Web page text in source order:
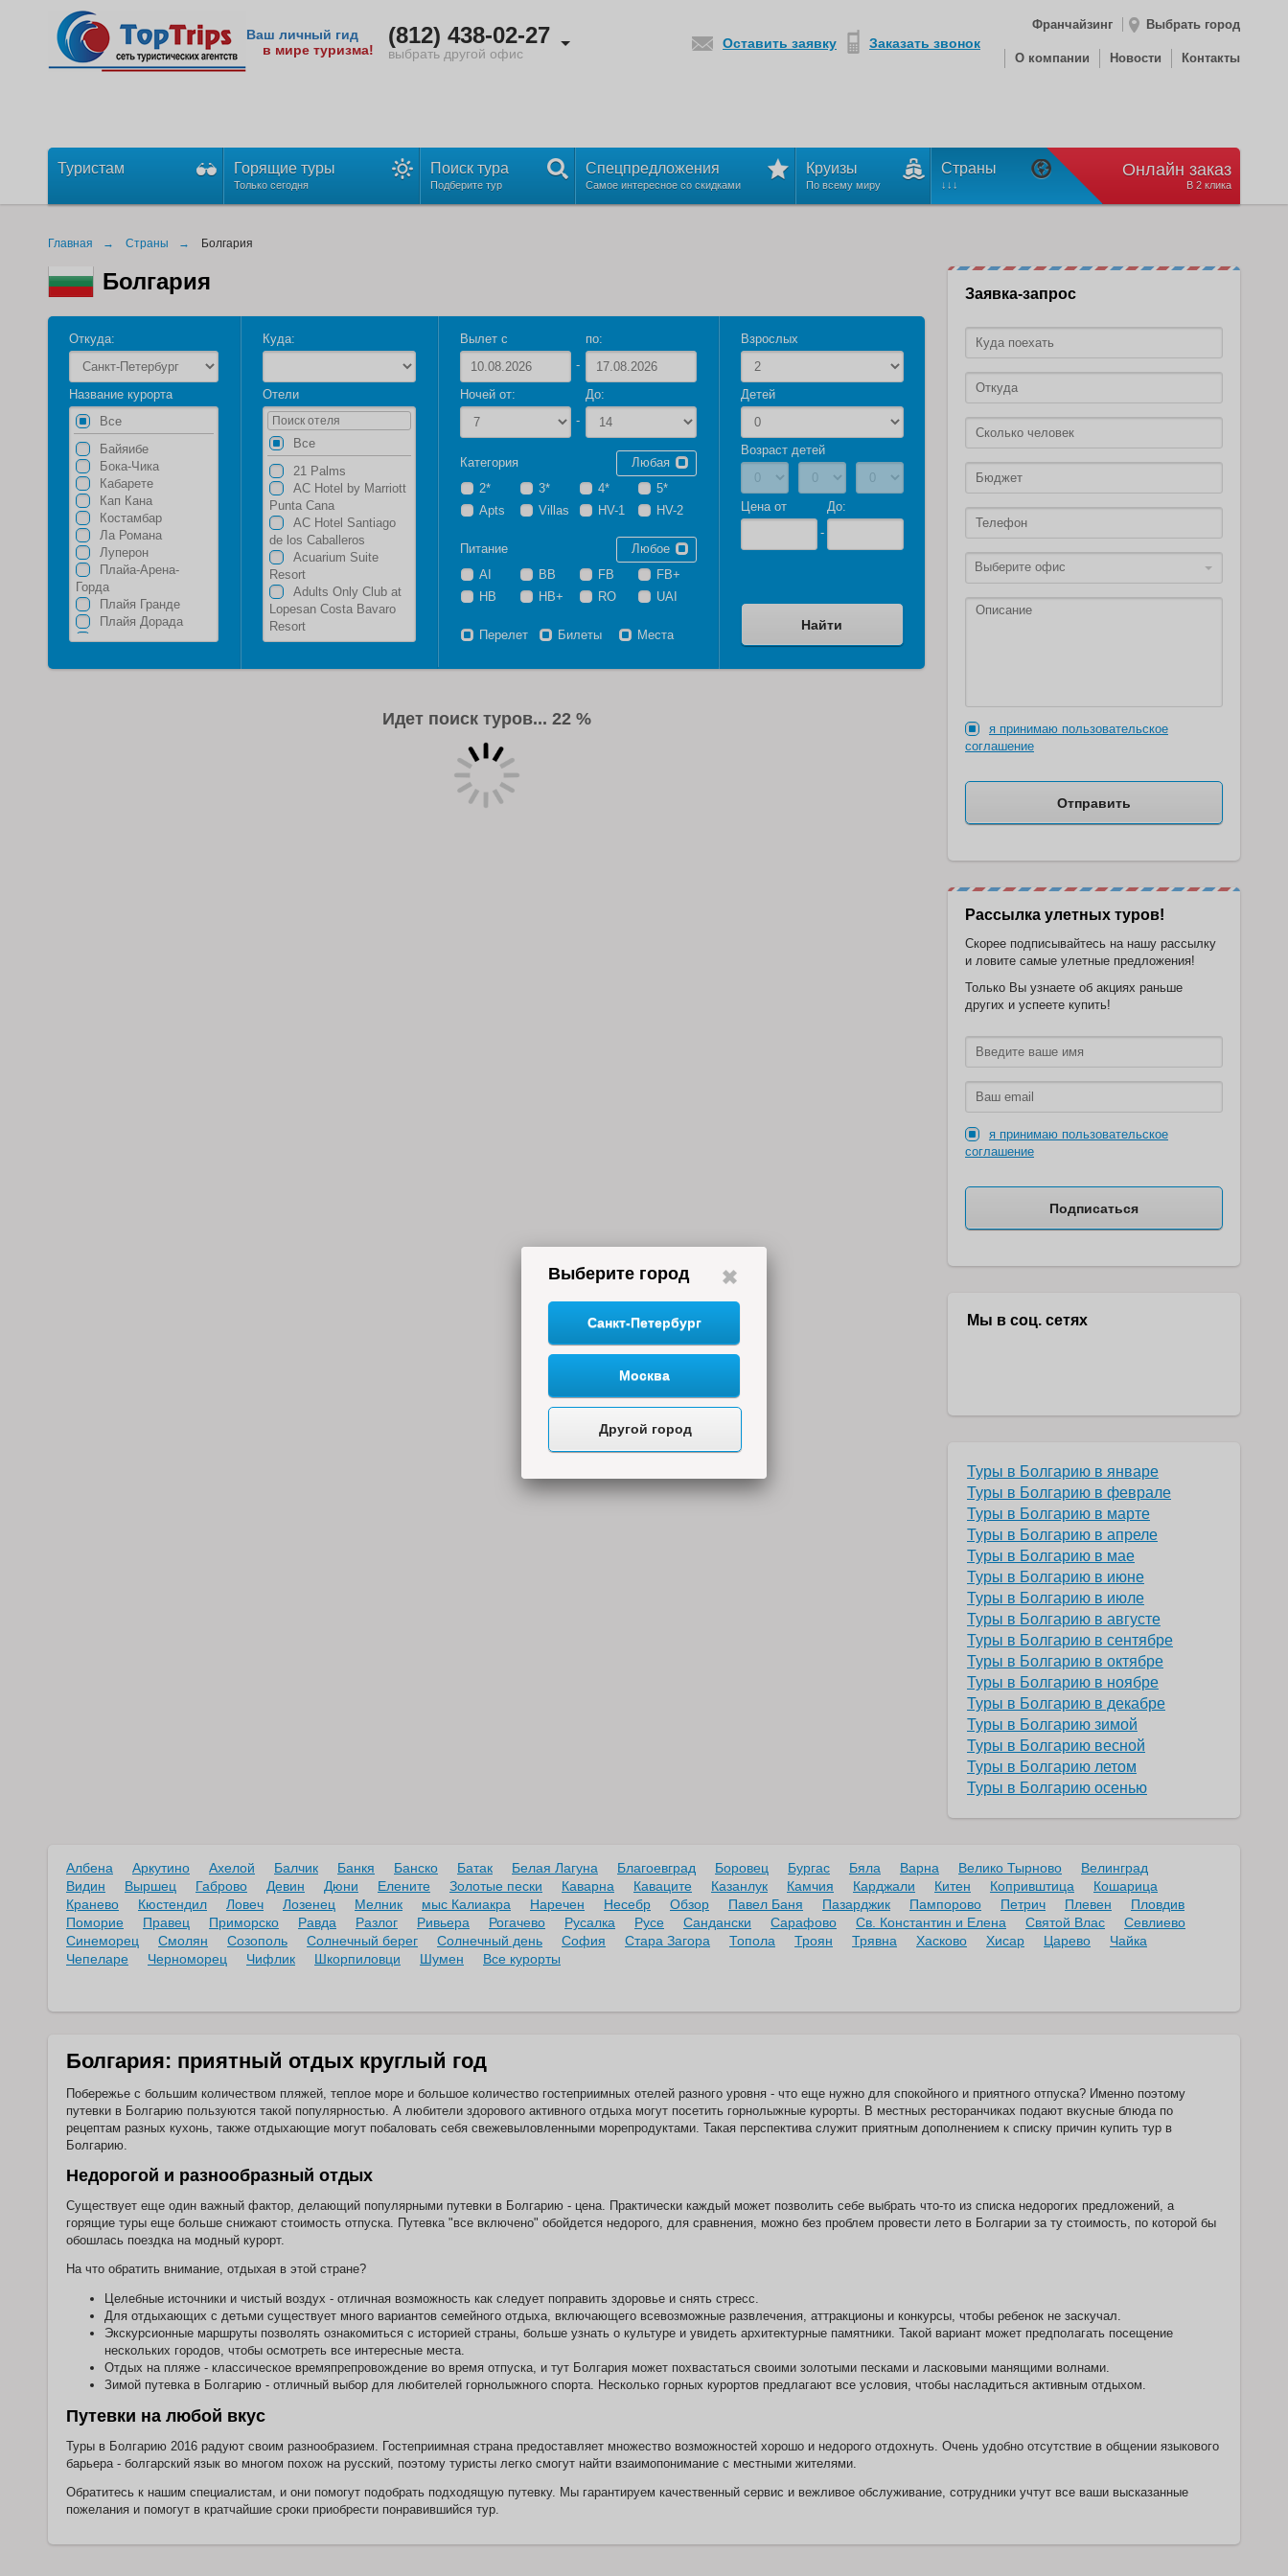
Нет подходящей лицензии для использования сервиса. Свяжитесь со службой поддержки info@sletat.ru.
Нет подходящей лицензии для использования сервиса. Свяжитесь со службой поддержки info@sletat.ru.
Ваш личный гид
в мире туризма!
(812) 438-02-27
выбрать другой офис
Франчайзинг Выбрать город
Оставить заявку Заказать звонок
О компании Новости Контакты
Туристам Горящие туры
Только сегодня
Поиск тура
Подберите тур
Спецпредложения
Самое интересное со скидками
Круизы
По всему миру
Cтраны
↓↓↓
Онлайн заказ
В 2 клика
Главная Страны Болгария
Заявка-запрос
Выберите офис
я принимаю пользовательское
соглашение
Рассылка улетных туров!
Скорее подписывайтесь на нашу рассылку
и ловите самые улетные предложения!
Только Вы узнаете об акциях раньше
других и успеете купить!
я принимаю пользовательское
соглашение
Подписаться
Мы в соц. сетях
Туры в Болгарию в январе
Туры в Болгарию в феврале
Туры в Болгарию в марте
Туры в Болгарию в апреле
Туры в Болгарию в мае
Туры в Болгарию в июне
Туры в Болгарию в июле
Туры в Болгарию в августе
Туры в Болгарию в сентябре
Туры в Болгарию в октябре
Туры в Болгарию в ноябре
Туры в Болгарию в декабре
Туры в Болгарию зимой
Туры в Болгарию весной
Туры в Болгарию летом
Туры в Болгарию осенью
Болгария
Откуда:
Название курорта
Все
Байяибе
Бока-Чика
Кабарете
Кап Кана
Костамбар
Ла Романа
Луперон
Плайа-Арена-
Горда
Плайя Гранде
Плайя Дорада
Пунта Кана
Самана
Куда:
Отели
Все
21 Palms
AC Hotel by Marriott
Punta Cana
AC Hotel Santiago
de los Caballeros
Acuarium Suite
Resort
Adults Only Club at
Lopesan Costa Bavaro
Resort
Agua Dulce
Cabarete Hotel
BelleVue Dominican
Bay
Billini Hotel
BLUE BAY
VACATION RENTALS
Punta Cana - Luxury All
Inclusive Resort
BlueBay Villas
Doradas Adults Only
BlueBay Villas
BOCA GRANDE
Boutique Hotel
Palacio
Cana Resort & Spa
Plata & SPA
Cabana Elke
Cabarete Beach
House the Nanny
Estates
Cabarete Maravilla
Cadaques Caribe
Resort & Villas
Caliente Caribe
Resort & Spa
Capri Beach House
Вылет с по:
Ночей от: До:
Категория
Любая
2*
3* 4*
5*
Apts
Villas HV-1 HV-2
Питание
Любое
AI
BB FB
FB+
HB
HB+ RO UAI
Перелет Билеты Места
Взрослых
Детей
Возраст детей
Цена от До:
Идет поиск туров... 22 %
Албена Аркутино Ахелой Балчик Банкя Банско Батак Белая Лагуна Благоевград Боровец Бургас Бяла Варна Велико Тырново
Велинград
Видин
Выршец Габрово Девин Дюни Елените Золотые пески Каварна Каваците Казанлук Камчия Карджали Китен Копривштица
Кошарица
Кранево
Кюстендил Ловеч Лозенец Мелник мыс Калиакра Наречен Несебр Обзор Павел Баня Пазарджик Пампорово Петрич Плевен
Пловдив
Поморие
Правец Приморско Равда Разлог Ривьера Рогачево Русалка Русе Сандански Сарафово Св. Константин и Елена Святой Влас
Севлиево
Синеморец
Смолян Созополь Солнечный берег Солнечный день София Стара Загора Топола Троян Трявна Хасково Хисар Царево
Чайка
Чепеларе
Черноморец Чифлик Шкорпиловци Шумен Все курорты
Болгария: приятный отдых круглый год
Побережье с большим количеством пляжей, теплое море и большое количество гостеприимных отелей разного уровня - что еще нужно для спокойного и приятного отпуска? Именно поэтому
путевки в Болгарию пользуются такой популярностью. А любители здорового активного отдыха могут посетить горнолыжные курорты. В местных ресторанчиках подают вкусные блюда по
рецептам разных кухонь, также отдыхающие могут побаловать себя свежевыловленными морепродуктами. Такая перспектива служит приятным дополнением к списку причин купить тур в
Болгарию.
Недорогой и разнообразный отдых
Существует еще один важный фактор, делающий популярными путевки в Болгарию - цена. Практически каждый может позволить себе выбрать что-то из списка недорогих предложений, а
горящие туры еще больше снижают стоимость отпуска. Путевка "все включено" обойдется недорого, для сравнения, можно без проблем провести лето в Болгарии за ту стоимость, по которой бы
обошлась поездка на модный курорт.
На что обратить внимание, отдыхая в этой стране?
Целебные источники и чистый воздух - отличная возможность как следует поправить здоровье и снять стресс.
Для отдыхающих с детьми существует много вариантов семейного отдыха, включающего всевозможные развлечения, аттракционы и конкурсы, чтобы ребенок не заскучал.
Экскурсионные маршруты позволять ознакомиться с историей страны, больше узнать о культуре и увидеть архитектурные памятники. Такой вариант может предполагать посещение
нескольких городов, чтобы осмотреть все интересные места.
Отдых на пляже - классическое времяпрепровождение во время отпуска, и тут Болгария может похвастаться своими золотыми песками и ласковыми манящими волнами.
Зимой путевка в Болгарию - отличный выбор для любителей горнолыжного спорта. Несколько горных курортов предлагают все условия, чтобы насладиться активным отдыхом.
Путевки на любой вкус
Туры в Болгарию 2016 радуют своим разнообразием. Гостеприимная страна предоставляет множество возможностей хорошо и недорого отдохнуть. Очень удобно отсутствие в общении языкового
барьера - болгарский язык во многом похож на русский, поэтому туристы легко смогут найти взаимопонимание с местными жителями.
Обратитесь к нашим специалистам, и они помогут подобрать подходящую путевку. Мы гарантируем качественный сервис и вежливое обслуживание, сотрудники учтут все ваши высказанные
пожелания и помогут в кратчайшие сроки приобрести понравившийся тур.
Выберите город
Санкт-Петербург
Москва
Другой город